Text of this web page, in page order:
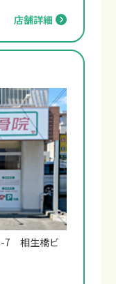
店舗詳細
7 相生橋ビ